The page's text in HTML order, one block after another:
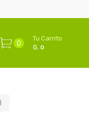
0
Tu Carrito
₲. 0